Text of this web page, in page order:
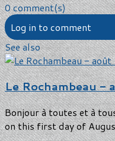
0 comment(s)
Log in to comment
See also
Le Rochambeau -
Bonjour à toutes et à
on this first day of